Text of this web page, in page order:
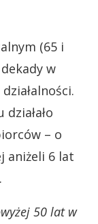
(65 i
w
– o
aniżeli 6 lat
50 lat w